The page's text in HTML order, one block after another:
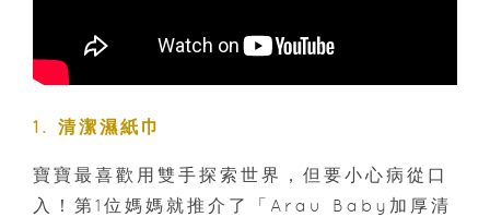
1. 清潔濕紙巾
寶寶最喜歡用雙手探索世界，但要小心病從口
入！第1位媽媽就推介了「Arau Baby加厚清